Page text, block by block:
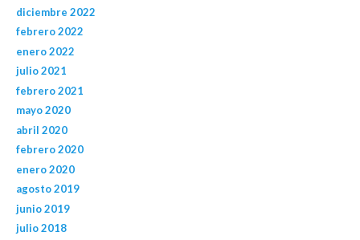
diciembre 2022
febrero 2022
enero 2022
julio 2021
febrero 2021
mayo 2020
abril 2020
febrero 2020
enero 2020
agosto 2019
junio 2019
julio 2018